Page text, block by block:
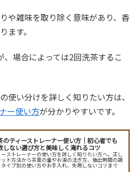
や雑味を取り除く意味があり、香
ます。
、場合によっては2回洗茶するこ
使い分けを詳しく知りたい方は、
ー使い方が分かりやすいです。
のティーストレーナー使い方｜初心者でも
しない選び方と美味しく淹れるコツ
ーストレーナーの使い方を詳しく知りたい方へ。正し
ット方法から茶葉の量やお湯の注ぎ方、抽出時間の調
イプ別の使い方やお手入れ、失敗しないコツまで徹